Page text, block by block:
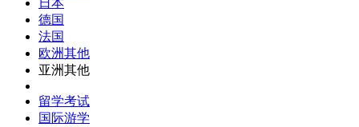
日本
德国
法国
欧洲其他
亚洲其他
留学考试
国际游学